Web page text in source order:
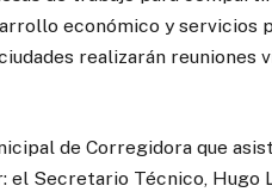
económico y servicios
realizarán reuniones
de Corregidora que
el Secretario Técnico, Hugo